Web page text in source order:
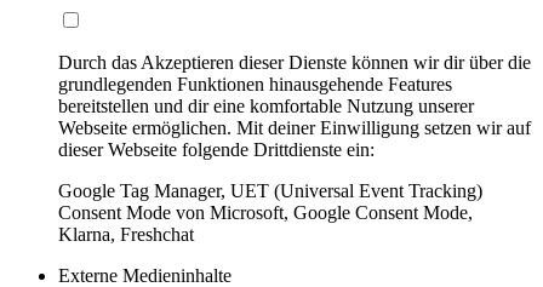
Durch das Akzeptieren dieser Dienste können wir dir über die
grundlegenden Funktionen hinausgehende Features
bereitstellen und dir eine komfortable Nutzung unserer
Webseite ermöglichen. Mit deiner Einwilligung setzen wir auf
dieser Webseite folgende Drittdienste ein:
Google Tag Manager, UET (Universal Event Tracking)
Consent Mode von Microsoft, Google Consent Mode,
Klarna, Freshchat
Externe Medieninhalte